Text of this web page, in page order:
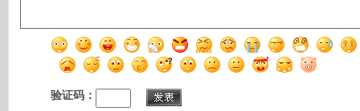
验证码：